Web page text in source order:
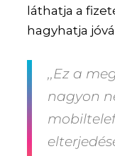
láthatja a
hagyhatja
,,Ez a
nagyon